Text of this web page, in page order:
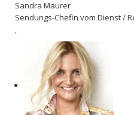
Sandra Maurer
Sendungs-Chefin vom Dienst /
,